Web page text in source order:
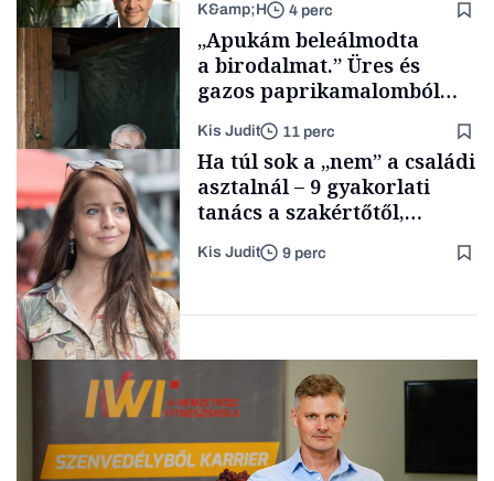
Smart habits
TÁMOGATÓI
TARTALOM
K&amp;H 4 perc
Családi
vállalkozások
„Apukám beleálmodta
a birodalmat.” Üres és
gazos paprikamalomból
lett az igazi családi
fűszersztori
Kis Judit 11 perc
Ha túl sok a „nem” a családi
asztalnál – 9 gyakorlati
tanács a szakértőtől,
hogyan legyünk jól etető
szülők
Kis Judit 9 perc